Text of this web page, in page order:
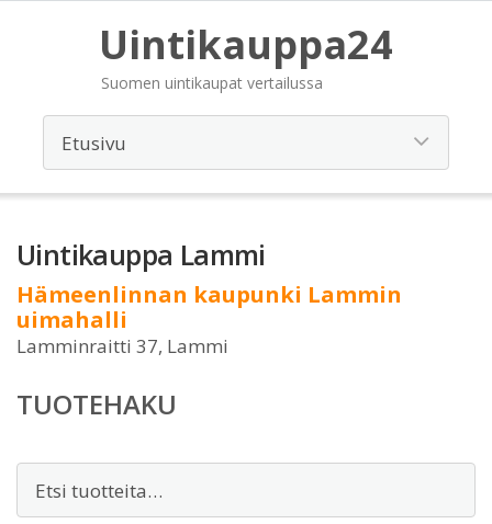
Uintikauppa24
Suomen uintikaupat vertailussa
Uintikauppa Lammi
Hämeenlinnan kaupunki Lammin
uimahalli
Lamminraitti 37, Lammi
TUOTEHAKU